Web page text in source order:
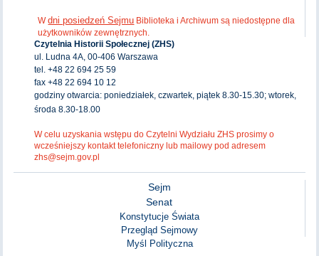
Wdni posiedzeń Sejmu Biblioteka i Archiwum są niedostępne dla
użytkowników zewnętrznych.
Czytelnia Historii Społecznej (ZHS)
ul. Ludna 4A, 00-406 Warszawa
tel. +48 22 694 25 59
fax +48 22 694 10 12
godziny otwarcia: poniedziałek, czwartek, piątek 8.30-15.30; wtorek,
środa 8.30-18.00
W celu uzyskania wstępu do Czytelni Wydziału ZHS prosimy o
wcześniejszy kontakt telefoniczny lub mailowy pod adresem
zhs@sejm.gov.pl
Sejm
Senat
Konstytucje Świata
Przegląd Sejmowy
Myśl Polityczna